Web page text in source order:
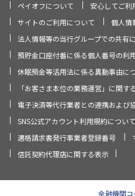
ペイオフについて
安心してご利
サイトのご利用について
個人情
法人情報等の当行グループでの共有
預貯金口座付番に係る個人番号の利
休眠預金等活用法に係る異動事由に
「お客さま本位の業務運営」に関す
電子決済等代行業者との連携および
SNS公式アカウント利用規約について
適格請求書発行事業者登録番号
信託契約代理店に関する表示
金融機関